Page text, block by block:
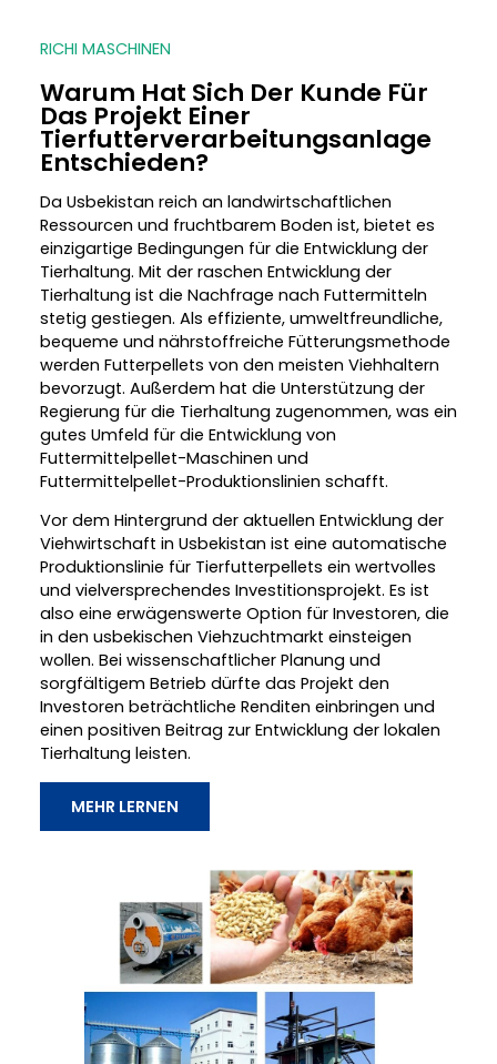
RICHI MASCHINEN
Warum Hat Sich Der Kunde Für
Das Projekt Einer
Tierfutterverarbeitungsanlage
Entschieden?
Da Usbekistan reich an landwirtschaftlichen
Ressourcen und fruchtbarem Boden ist, bietet es
einzigartige Bedingungen für die Entwicklung der
Tierhaltung. Mit der raschen Entwicklung der
Tierhaltung ist die Nachfrage nach Futtermitteln
stetig gestiegen. Als effiziente, umweltfreundliche,
bequeme und nährstoffreiche Fütterungsmethode
werden Futterpellets von den meisten Viehhaltern
bevorzugt. Außerdem hat die Unterstützung der
Regierung für die Tierhaltung zugenommen, was ein
gutes Umfeld für die Entwicklung von
Futtermittelpellet-Maschinen und
Futtermittelpellet-Produktionslinien schafft.
Vor dem Hintergrund der aktuellen Entwicklung der
Viehwirtschaft in Usbekistan ist eine automatische
Produktionslinie für Tierfutterpellets ein wertvolles
und vielversprechendes Investitionsprojekt. Es ist
also eine erwägenswerte Option für Investoren, die
in den usbekischen Viehzuchtmarkt einsteigen
wollen. Bei wissenschaftlicher Planung und
sorgfältigem Betrieb dürfte das Projekt den
Investoren beträchtliche Renditen einbringen und
einen positiven Beitrag zur Entwicklung der lokalen
Tierhaltung leisten.
MEHR LERNEN